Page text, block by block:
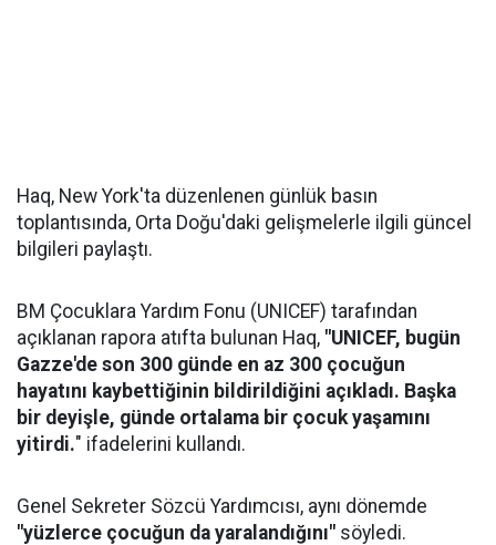
Haq, New York'ta düzenlenen günlük basın
toplantısında, Orta Doğu'daki gelişmelerle ilgili güncel
bilgileri paylaştı.
BM Çocuklara Yardım Fonu (UNICEF) tarafından
açıklanan rapora atıfta bulunan Haq, "UNICEF, bugün
Gazze'de son 300 günde en az 300 çocuğun
hayatını kaybettiğinin bildirildiğini açıkladı. Başka
bir deyişle, günde ortalama bir çocuk yaşamını
yitirdi." ifadelerini kullandı.
Genel Sekreter Sözcü Yardımcısı, aynı dönemde
"yüzlerce çocuğun da yaralandığını" söyledi.